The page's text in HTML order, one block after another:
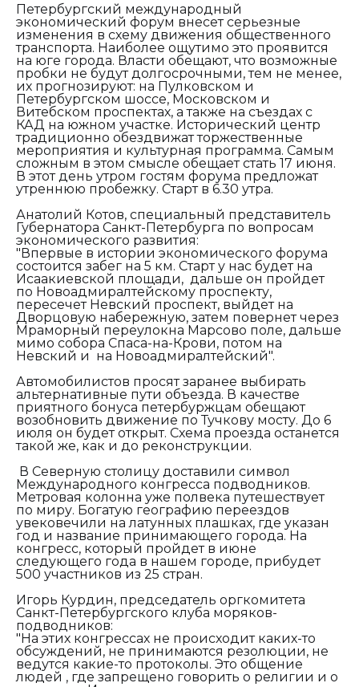
Петербургский международный
экономический форум внесет серьезные
изменения в схему движения общественного
транспорта. Наиболее ощутимо это проявится
на юге города. Власти обещают, что возможные
пробки не будут долгосрочными, тем не менее,
их прогнозируют: на Пулковском и
Петербургском шоссе, Московском и
Витебском проспектах, а также на съездах с
КАД на южном участке. Исторический центр
традиционно обездвижат торжественные
мероприятия и культурная программа. Самым
сложным в этом смысле обещает стать 17 июня.
В этот день утром гостям форума предложат
утреннюю пробежку. Старт в 6.30 утра.
Анатолий Котов, специальный представитель
Губернатора Санкт-Петербурга по вопросам
экономического развития:
"Впервые в истории экономического форума
состоится забег на 5 км. Старт у нас будет на
Исаакиевской площади, дальше он пройдет
по Новоадмиралтейскому проспекту,
пересечет Невский проспект, выйдет на
Дворцовую набережную, затем повернет через
Мраморный переулокна Марсово поле, дальше
мимо собора Спаса-на-Крови, потом на
Невский и на Новоадмиралтейский".
Автомобилистов просят заранее выбирать
альтернативные пути объезда. В качестве
приятного бонуса петербуржцам обещают
возобновить движение по Тучкову мосту. До 6
июля он будет открыт. Схема проезда останется
такой же, как и до реконструкции.
В Северную столицу доставили символ
Международного конгресса подводников.
Метровая колонна уже полвека путешествует
по миру. Богатую географию переездов
увековечили на латунных плашках, где указан
год и название принимающего города. На
конгресс, который пройдет в июне
следующего года в нашем городе, прибудет
500 участников из 25 стран.
Игорь Курдин, председатель оргкомитета
Санкт-Петербургского клуба моряков-
подводников:
"На этих конгрессах не происходит каких-то
обсуждений, не принимаются резолюции, не
ведутся какие-то протоколы. Это общение
людей , где запрещено говорить о религии и о